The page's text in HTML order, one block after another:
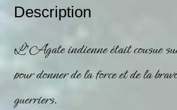
Description
L’Agateindienne était cousue
pour donner de la force et de la
guerriers.